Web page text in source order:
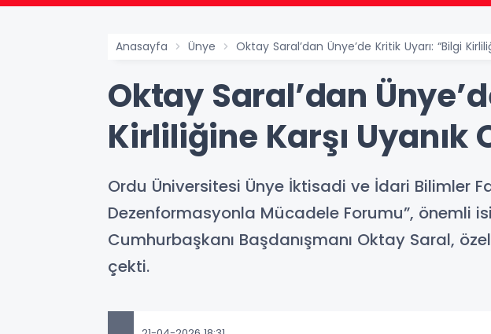
Anasayfa Ünye Oktay Saral’dan Ünye’de Kritik Uyarı: “Bilgi
Oktay Saral’dan
Kirliliğine Karşı Uyanık
Ordu Üniversitesi Ünye İktisadi ve İdari Bilimler
Dezenformasyonla Mücadele Forumu”, önemli
Cumhurbaşkanı Başdanışmanı Oktay Saral,
çekti.